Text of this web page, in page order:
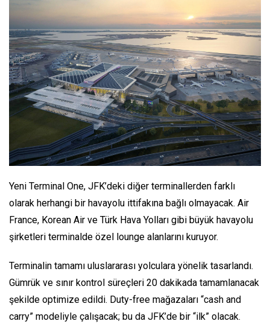
Yeni Terminal One, JFK’deki diğer terminallerden farklı
olarak herhangi bir havayolu ittifakına bağlı olmayacak. Air
France, Korean Air ve Türk Hava Yolları gibi büyük havayolu
şirketleri terminalde özel lounge alanlarını kuruyor.
Terminalin tamamı uluslararası yolculara yönelik tasarlandı.
Gümrük ve sınır kontrol süreçleri 20 dakikada tamamlanacak
şekilde optimize edildi. Duty-free mağazaları “cash and
carry” modeliyle çalışacak; bu da JFK’de bir “ilk” olacak.